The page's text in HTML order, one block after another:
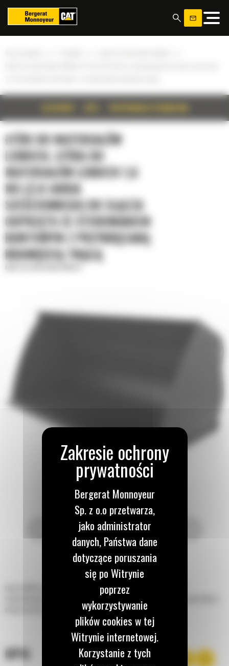
ŁYŻKI DO MATERIAŁÓW
LEKKICH, ŁYŻKA DO
MATERIAŁÓW LEKKICH 1,6
M3 (2,0 JARDA
SZEŚCIENNEGO) DO ZŁĄCZA
OSPRZĘTU ZE STEROWANIEM
BURTOWYM Z PRZYKRĘCANĄ
KRAWĘDZIĄ TNĄCĄ
Łyżki Cat® do materiałów lekkich mają wiele podobnych cech do łyżek
standardowych, ale ich większa pojemność umożliwia transportowanie materiałów o
mniejszej masie właściwej, takich jak ściółka, nawozy, zrębki itp.
OPIS
Panel zarządzania plikami cookies
Bergerat Monnoyeur
Sp. z o.o przetwarza,
jako administrator
danych, Państwa dane
dotyczące poruszania
się po Witrynie
poprzez
wykorzystywanie
plików cookies w tej
Witrynie internetowej.
Korzystanie z tych